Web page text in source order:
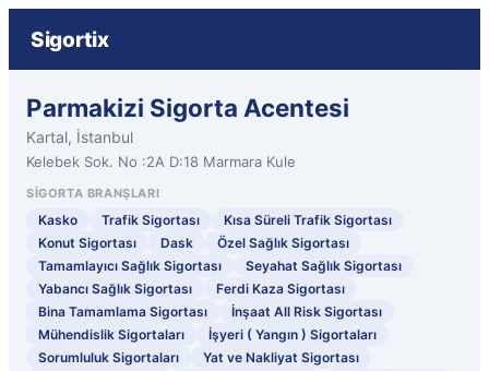
Sigortix
Parmakizi Sigorta Acentesi
Kartal, İstanbul
Kelebek Sok. No :2A D:18 Marmara Kule
SIGORTA BRANŞLARI
Kasko Trafik Sigortası
Kısa Süreli Trafik Sigortası
Konut Sigortası
Dask
Özel Sağlık Sigortası
Tamamlayıcı Sağlık Sigortası
Seyahat Sağlık Sigortası
Yabancı Sağlık Sigortası
Ferdi Kaza Sigortası
Bina Tamamlama Sigortası
İnşaat All Risk Sigortası
Mühendislik Sigortaları
İşyeri ( Yangın ) Sigortaları
Sorumluluk Sigortaları
Yat ve Nakliyat Sigortası